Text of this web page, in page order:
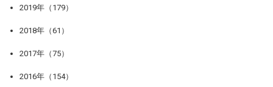
2019年（179）
2018年（61）
2017年（75）
2016年（154）